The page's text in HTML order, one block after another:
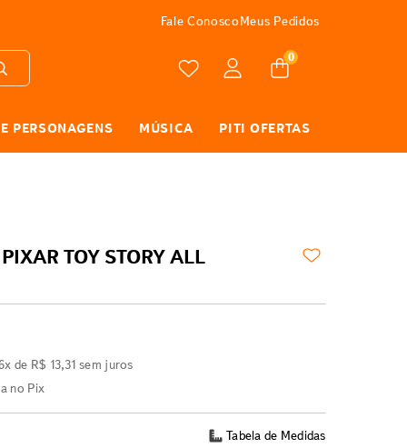
FRETE GRÁTIS
Fale ConoscoMeus Pedidos
0
PERSONAGENS MÚSICA PITI OFERTAS
TOY STORY ALL
x de R$ 13,31 sem juros
no Pix
Tabela de Medidas